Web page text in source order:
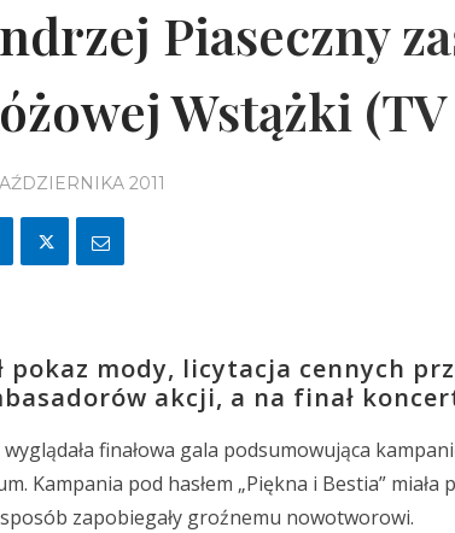
Piaseczny
Wstążki
2011
pokaz mody, licytacja cennych
akcji, a na finał
finałowa gala podsumowująca
Kampania pod hasłem „Piękna i Bestia”
zapobiegały groźnemu nowotworowi.